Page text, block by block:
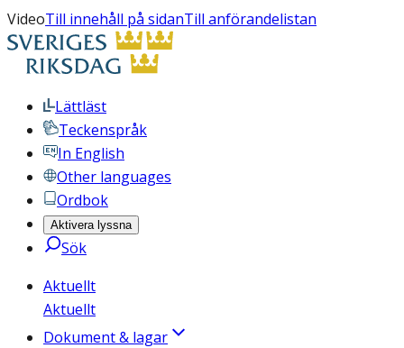
VideoTill innehåll på sidanTill anförandelistan
Lättläst
Teckenspråk
In English
Other languages
Ordbok
Aktivera lyssna
Sök
Aktuellt
Aktuellt
Dokument & lagar